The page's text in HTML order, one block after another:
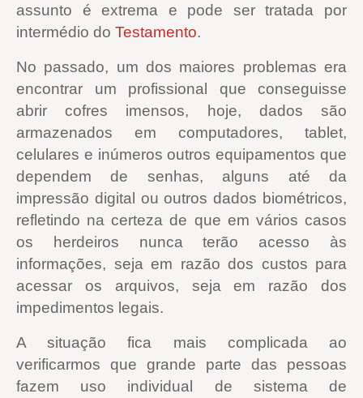
assunto é extrema e pode ser tratada por
intermédio do Testamento.
No passado, um dos maiores problemas era
encontrar um profissional que conseguisse
abrir cofres imensos, hoje, dados são
armazenados em computadores, tablet,
celulares e inúmeros outros equipamentos que
dependem de senhas, alguns até da
impressão digital ou outros dados biométricos,
refletindo na certeza de que em vários casos
os herdeiros nunca terão acesso às
informações, seja em razão dos custos para
acessar os arquivos, seja em razão dos
impedimentos legais.
A situação fica mais complicada ao
verificarmos que grande parte das pessoas
fazem uso individual de sistema de